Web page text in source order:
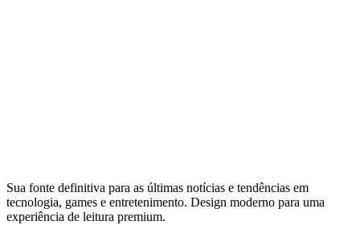
Sua fonte definitiva para as últimas notícias e tendências em
tecnologia, games e entretenimento. Design moderno para uma
experiência de leitura premium.